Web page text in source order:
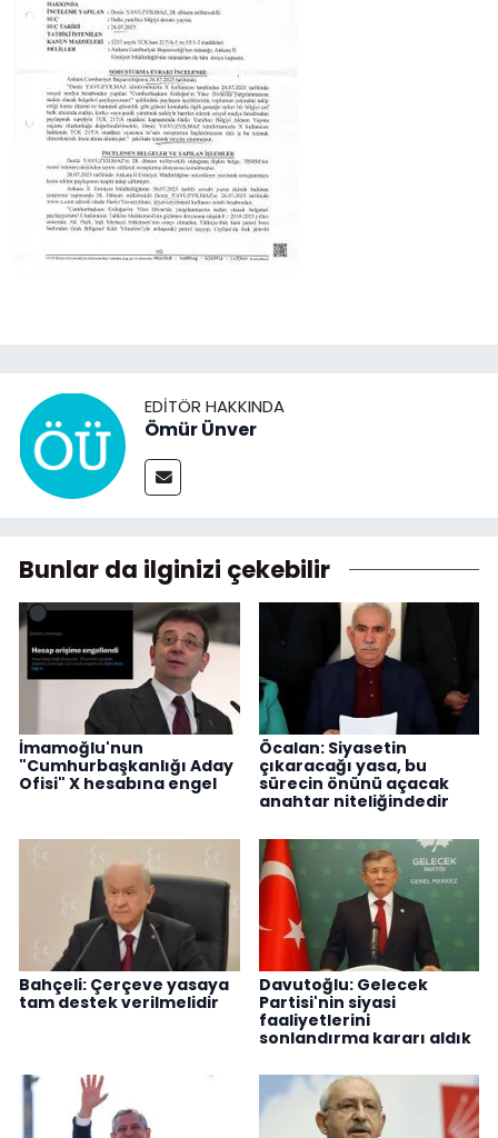
EDITÖR HAKKINDA
Ömür Ünver
Bunlar da ilginizi çekebilir
İmamoğlu'nun
"Cumhurbaşkanlığı Aday
Ofisi" X hesabına engel
Öcalan: Siyasetin
çıkaracağı yasa, bu
sürecin önünü açacak
anahtar niteliğindedir
Bahçeli: Çerçeve yasaya
tam destek verilmelidir
Davutoğlu: Gelecek
Partisi'nin siyasi
faaliyetlerini
sonlandırma kararı aldık